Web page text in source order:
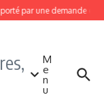
par une demande en
M
e
n
u